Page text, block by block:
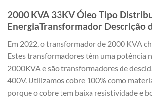
2000 KVA 33KV Óleo Tipo
EnergiaTransformador Descrição
Em 2022, o transformador de 2000 KVA
Estes transformadores têm uma potência
2000KVA e são transformadores de
400V. Utilizamos cobre 100% como
porque o cobre tem baixa resistividade e